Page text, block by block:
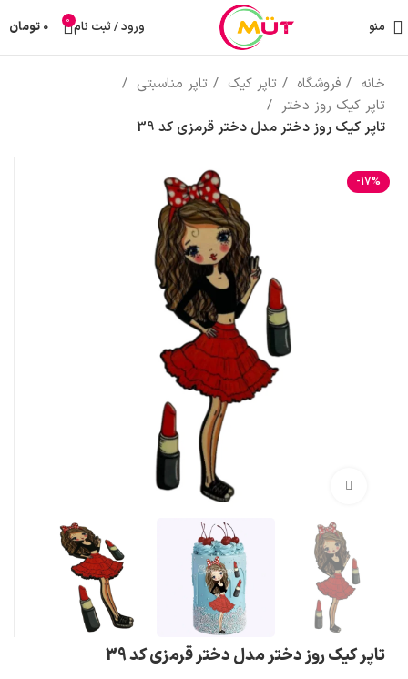
منو ورود / ثبت نام 0
0 تومان
خانه فروشگاه تاپر کیک
تاپر مناسبتی
تاپر کیک روز دختر
تاپر کیک روز دختر مدل دختر قرمزی کد 39
-17%
تاپر کیک روز دختر مدل دختر قرمزی کد 39